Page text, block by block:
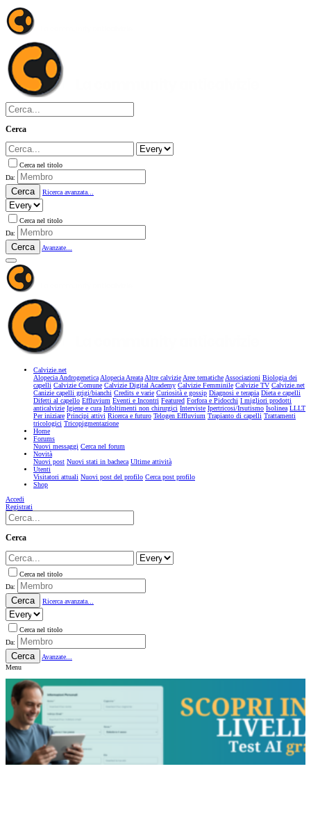
Cerca
Cerca nel titolo
Da:
Cerca Ricerca avanzata...
Cerca nel titolo
Da:
Cerca Avanzate...
Calvizie.net
Alopecia AndrogeneticaAlopecia AreataAltre calvizieAree tematicheAssociazioni Biologia dei
capelli Calvizie Comune Calvizie Digital Academy Calvizie Femminile Calvizie TV Calvizie.net
Canizie capelli grigi/bianchi Credits e varie Curiosità e gossip Diagnosi e terapia Dieta e capelli
Difetti al capello Effluvium Eventi e Incontri Featured Forfora e Pidocchi I migliori prodotti
anticalvizie Igiene e cura Infoltimenti non chirurgici Interviste Ipertricosi/Irsutismo Isolinea LLLT
Per iniziare Principi attivi Ricerca e futuro Telogen Effluvium Trapianto di capelli Trattamenti
tricologici Tricopigmentazione
Home
Forums
Nuovi messaggi Cerca nel forum
Novità
Nuovi post Nuovi stati in bacheca Ultime attività
Utenti
Visitatori attuali Nuovi post del profilo Cerca post profilo
Shop
Accedi
Registrati
Cerca
Cerca nel titolo
Da:
Cerca Ricerca avanzata...
Cerca nel titolo
Da:
Cerca
Avanzate...
Menu